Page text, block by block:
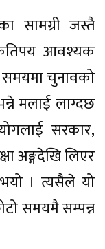
सामग्री जस्तै
आवश्यक
चुनावको
मलाई लाग्दछ
सरकार,
अङ्गदेखि लिएर
। त्यसैले यो
समयमै सम्पन्न